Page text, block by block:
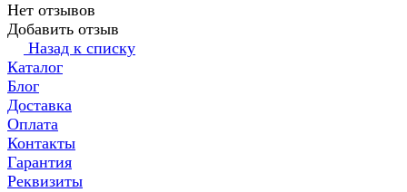
Нет отзывов
Добавить отзыв
Назад к списку
Каталог
Блог
Доставка
Оплата
Контакты
Гарантия
Реквизиты